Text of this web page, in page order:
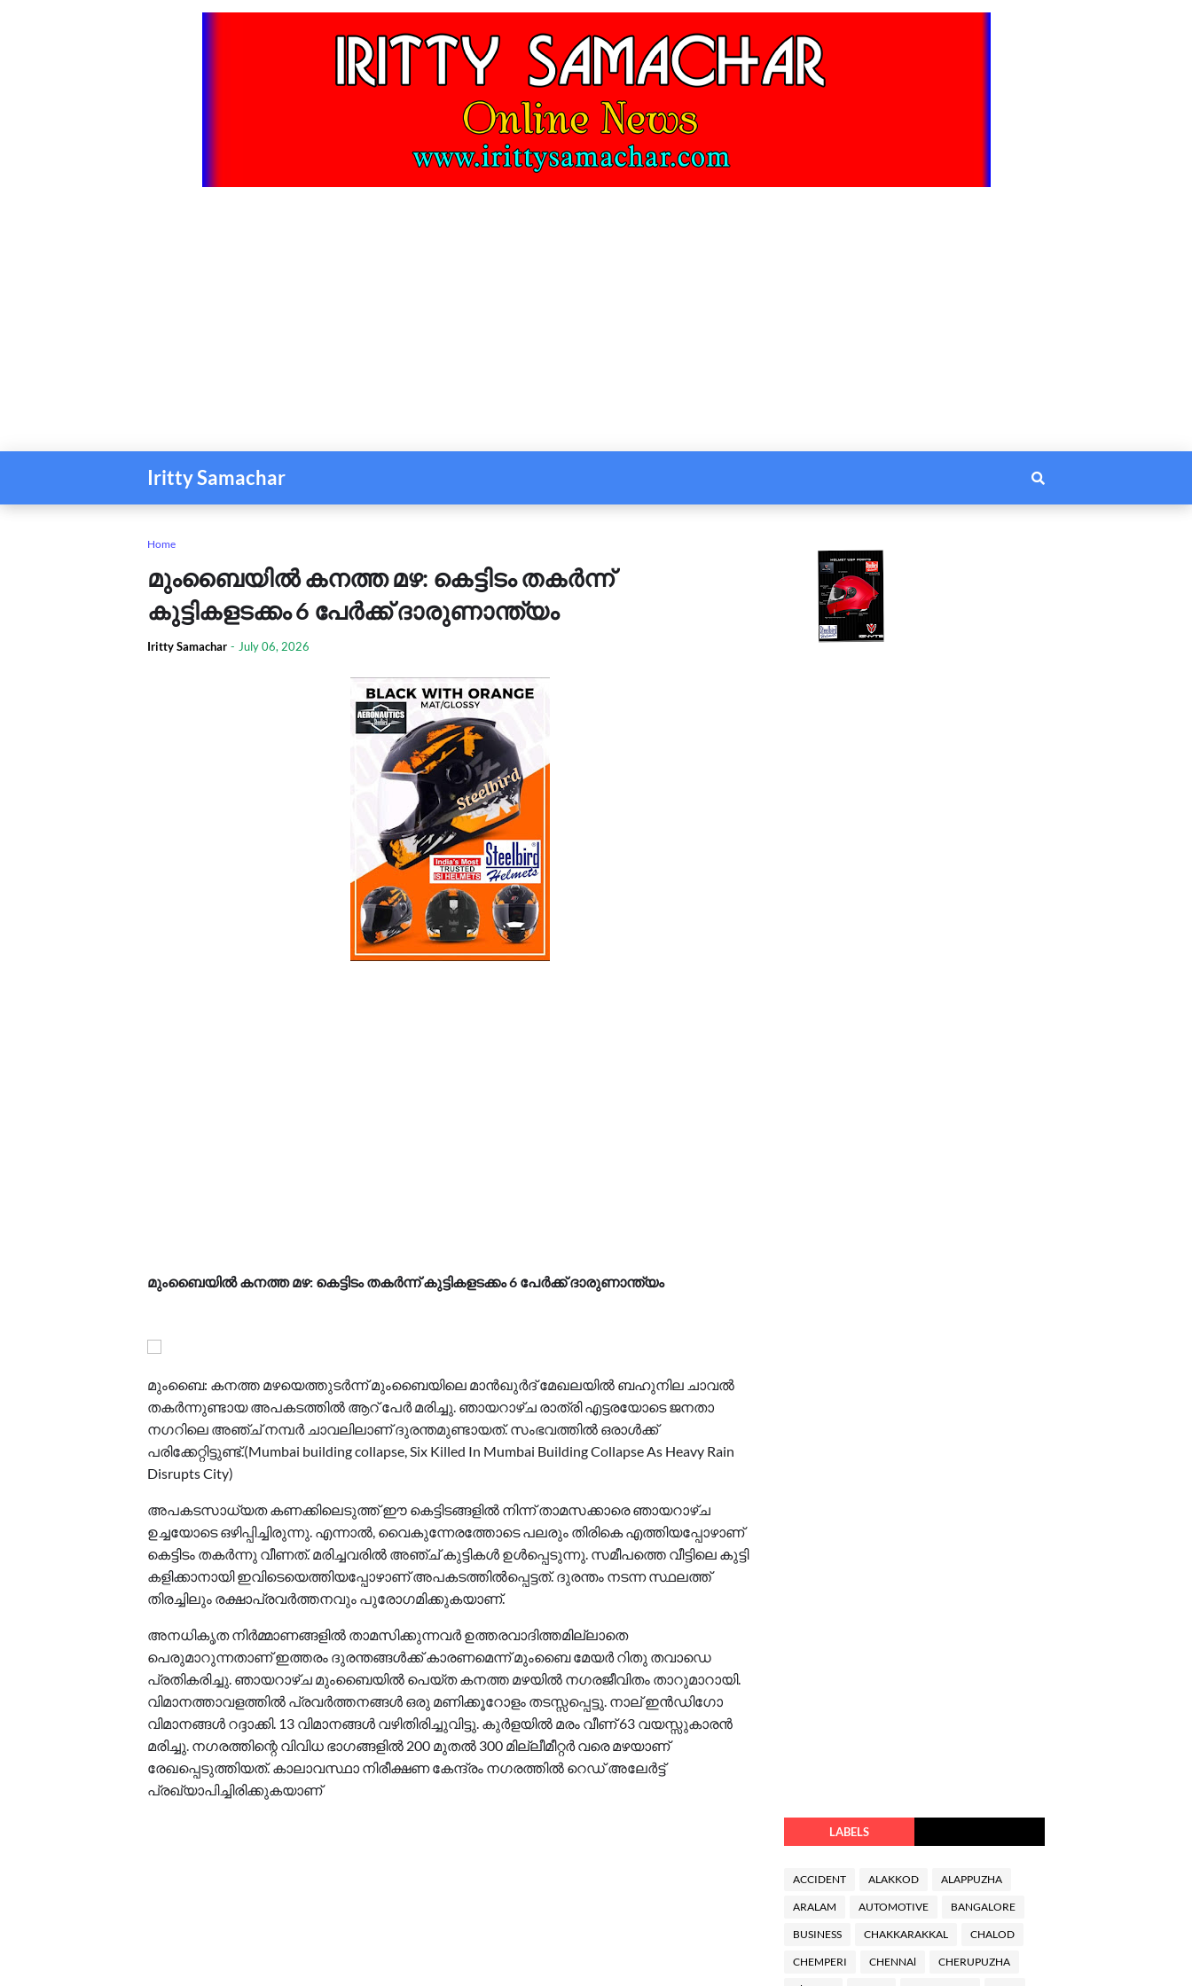
Iritty Samachar
Home
മുംബൈയിൽ കനത്ത മഴ: കെട്ടിടം തകർന്ന്
കുട്ടികളടക്കം 6 പേർക്ക് ദാരുണാന്ത്യം
Iritty Samachar - July 06, 2026
മുംബൈയിൽ കനത്ത മഴ: കെട്ടിടം തകർന്ന് കുട്ടികളടക്കം 6 പേർക്ക് ദാരുണാന്ത്യം
മുംബൈ: കനത്ത മഴയെത്തുടർന്ന് മുംബൈയിലെ മാൻഖുർദ് മേഖലയിൽ ബഹുനില ചാവൽ
തകർന്നുണ്ടായ അപകടത്തിൽ ആറ് പേർ മരിച്ചു. ഞായറാഴ്ച രാത്രി എട്ടരയോടെ ജനതാ
നഗറിലെ അഞ്ച് നമ്പർ ചാവലിലാണ് ദുരന്തമുണ്ടായത്. സംഭവത്തിൽ ഒരാൾക്ക്
പരിക്കേറ്റിട്ടുണ്ട്.(Mumbai building collapse, Six Killed In Mumbai Building Collapse As Heavy Rain
Disrupts City)
അപകടസാധ്യത കണക്കിലെടുത്ത് ഈ കെട്ടിടങ്ങളിൽ നിന്ന് താമസക്കാരെ ഞായറാഴ്ച
ഉച്ചയോടെ ഒഴിപ്പിച്ചിരുന്നു. എന്നാൽ, വൈകുന്നേരത്തോടെ പലരും തിരികെ എത്തിയപ്പോഴാണ്
കെട്ടിടം തകർന്നു വീണത്. മരിച്ചവരിൽ അഞ്ച് കുട്ടികൾ ഉൾപ്പെടുന്നു. സമീപത്തെ വീട്ടിലെ കുട്ടി
കളിക്കാനായി ഇവിടെയെത്തിയപ്പോഴാണ് അപകടത്തിൽപ്പെട്ടത്. ദുരന്തം നടന്ന സ്ഥലത്ത്
തിരച്ചിലും രക്ഷാപ്രവർത്തനവും പുരോഗമിക്കുകയാണ്.
അനധികൃത നിർമ്മാണങ്ങളിൽ താമസിക്കുന്നവർ ഉത്തരവാദിത്തമില്ലാതെ
പെരുമാറുന്നതാണ് ഇത്തരം ദുരന്തങ്ങൾക്ക് കാരണമെന്ന് മുംബൈ മേയർ റിതു തവാഡെ
പ്രതികരിച്ചു. ഞായറാഴ്ച മുംബൈയിൽ പെയ്ത കനത്ത മഴയിൽ നഗരജീവിതം താറുമാറായി.
വിമാനത്താവളത്തിൽ പ്രവർത്തനങ്ങൾ ഒരു മണിക്കൂറോളം തടസ്സപ്പെട്ടു. നാല് ഇൻഡിഗോ
വിമാനങ്ങൾ റദ്ദാക്കി. 13 വിമാനങ്ങൾ വഴിതിരിച്ചുവിട്ടു. കുർളയിൽ മരം വീണ് 63 വയസ്സുകാരൻ
മരിച്ചു. നഗരത്തിന്റെ വിവിധ ഭാഗങ്ങളിൽ 200 മുതൽ 300 മില്ലീമീറ്റർ വരെ മഴയാണ്
രേഖപ്പെടുത്തിയത്. കാലാവസ്ഥാ നിരീക്ഷണ കേന്ദ്രം നഗരത്തിൽ റെഡ് അലേർട്ട്
പ്രഖ്യാപിച്ചിരിക്കുകയാണ്
LABELS
ACCIDENT ALAKKOD ALAPPUZHA
ARALAM AUTOMOTIVE BANGALORE
BUSINESS CHAKKARAKKAL CHALOD
CHEMPERI CHENNAl CHERUPUZHA